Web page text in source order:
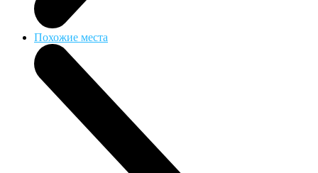
Похожие места